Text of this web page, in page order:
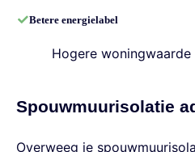
Betere energielabel
Hogere woningwaarde
Spouwmuurisolatie
Overweeg je